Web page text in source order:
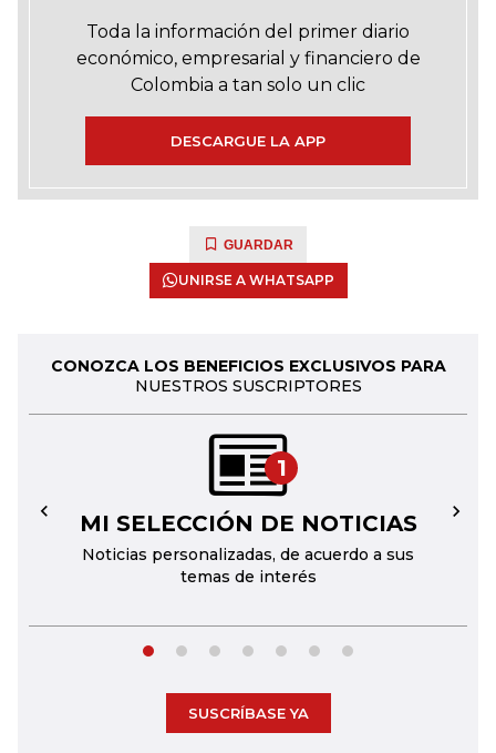
Toda la información del primer diario
económico, empresarial y financiero de
Colombia a tan solo un clic
DESCARGUE LA APP
GUARDAR
UNIRSE A WHATSAPP
CONOZCA LOS BENEFICIOS EXCLUSIVOS PARA
NUESTROS SUSCRIPTORES
1
MI SELECCIÓN DE NOTICIAS
Noticias personalizadas, de acuerdo a sus
temas de interés
← →
SUSCRÍBASE YA